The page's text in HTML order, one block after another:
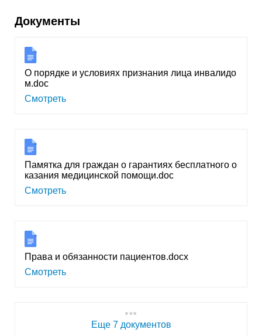
Документы
О порядке и условиях признания лица инвалидо
м.doc
Смотреть
Памятка для граждан о гарантиях бесплатного о
казания медицинской помощи.doc
Смотреть
Права и обязанности пациентов.docx
Смотреть
Еще 7 документов